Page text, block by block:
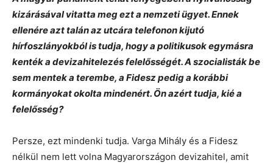
kizárásával vitatta meg ezt a nemzeti ügyet. Ennek
ellenére azt talán az utcára telefonon kijutó
hírfoszlányokból is tudja, hogy a politikusok egymásra
kenték a devizahitelezés felelősségét. A szocialisták be
sem mentek a terembe, a Fidesz pedig a korábbi
kormányokat okolta mindenért. Ön azért tudja, kié a
felelősség?
Persze, ezt mindenki tudja. Varga Mihály és a Fidesz
nélkül nem lett volna Magyarországon devizahitel, amit